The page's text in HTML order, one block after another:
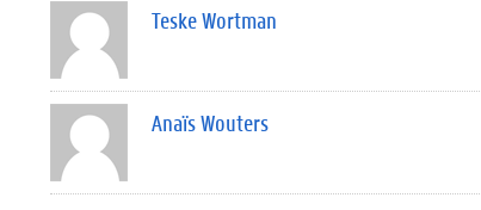
Teske Wortman
Anaïs Wouters